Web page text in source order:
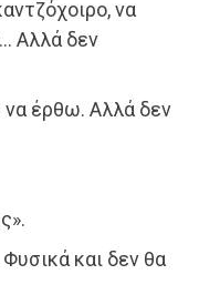
να
Αλλά δεν
έρθω. Αλλά δεν
και δεν θα